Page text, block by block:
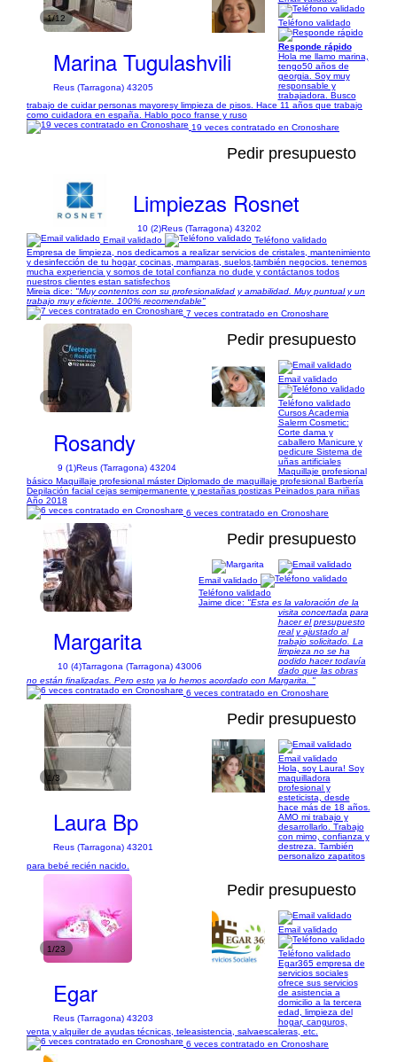
1/12
Marina Tugulashvili
Reus (Tarragona) 43205
Teléfono validado
Responde rápido
Hola me llamo marina,
tengo50 años de
georgia. Soy muy
responsable y
trabajadora. Busco
trabajo de cuidar personas mayoresy limpieza de pisos. Hace 11 años que trabajo
como cuidadora en españa. Hablo poco franse y ruso
19 veces contratado en Cronoshare
Pedir presupuesto
Limpiezas Rosnet
10 (2)Reus (Tarragona) 43202
Email validado
Teléfono validado
Empresa de limpieza, nos dedicamos a realizar servicios de cristales, mantenimiento
y desinfección de tu hogar, cocinas, mamparas, suelos,también negocios. tenemos
mucha experiencia y somos de total confianza no dude y contáctanos todos
nuestros clientes estan satisfechos
Mireia dice: "Muy contentos con su profesionalidad y amabilidad. Muy puntual y un
trabajo muy eficiente. 100% recomendable"
7 veces contratado en Cronoshare
1/1
Pedir presupuesto
Rosandy
9 (1)Reus (Tarragona) 43204
Email validado
Teléfono validado
Cursos Academia
Salerm Cosmetic:
Corte dama y
caballero Manicure y
pedicure Sistema de
uñas artificiales
Maquillaje profesional
básico Maquillaje profesional máster Diplomado de maquillaje profesional Barbería
Depilación facial cejas semipermanente y pestañas postizas Peinados para niñas
Año 2018
6 veces contratado en Cronoshare
1/8
Pedir presupuesto
Margarita
10 (4)Tarragona (Tarragona) 43006
Email validado
Teléfono validado
Jaime dice: "Esta es la valoración de la
visita concertada para
hacer el presupuesto
real y ajustado al
trabajo solicitado. La
limpieza no se ha
podido hacer todavía
dado que las obras
no están finalizadas. Pero esto ya lo hemos acordado con Margarita. "
6 veces contratado en Cronoshare
1/3
Pedir presupuesto
Laura Bp
Reus (Tarragona) 43201
Email validado
Hola, soy Laura! Soy
maquilladora
profesional y
esteticista, desde
hace más de 18 años.
AMO mi trabajo y
desarrollarlo. Trabajo
con mimo, confianza y
destreza. También
personalizo zapatitos
para bebé recién nacido.
1/23
Pedir presupuesto
Egar
Reus (Tarragona) 43203
Email validado
Teléfono validado
Egar365 empresa de
servicios sociales
ofrece sus servicios
de asistencia a
domicilio a la tercera
edad, limpieza del
hogar, canguros,
venta y alquiler de ayudas técnicas, teleasistencia, salvaescaleras, etc.
6 veces contratado en Cronoshare